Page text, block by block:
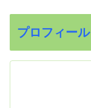
プロフィール